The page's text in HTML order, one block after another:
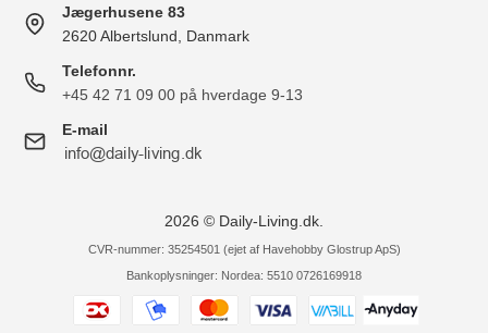
Jægerhusene 83
2620 Albertslund, Danmark
Telefonnr.
+45 42 71 09 00 på hverdage 9-13
E-mail
2026 © Daily-Living.dk.
CVR-nummer: 35254501 (ejet af Havehobby Glostrup ApS)
Bankoplysninger: Nordea: 5510 0726169918